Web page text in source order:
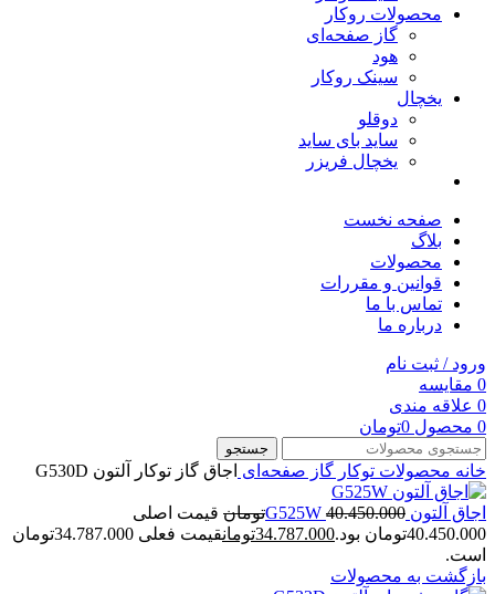
محصولات روکار
گاز صفحه‌ای
هود
سینک روکار
یخچال
دوقلو
ساید بای ساید
یخچال فریزر
صفحه نخست
بلاگ
محصولات
قوانین و مقررات
تماس با ما
درباره ما
ورود / ثبت نام
0 مقایسه
0 علاقه مندی
0 محصول 0تومان
جستجو
خانه محصولات توکار گاز صفحه‌ای اجاق گاز توکار آلتون G530D
اجاق آلتون G525W 40.450.000 تومان قیمت اصلی
40.450.000تومان بود.
34.787.000تومان
قیمت فعلی 34.787.000تومان
است.
بازگشت به محصولات